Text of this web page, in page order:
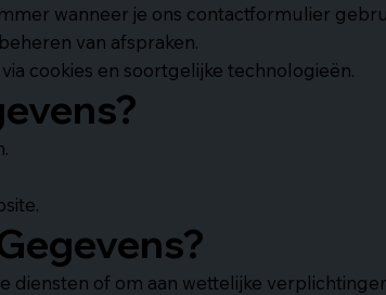
wanneer je ons contactformulier
van afspraken.
cookies en soortgelijke technologieën.
diensten of om aan wettelijke